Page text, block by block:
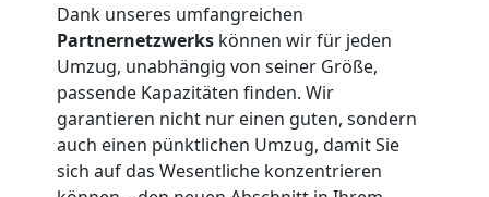
Dank unseres umfangreichen
Partnernetzwerks können wir für jeden
Umzug, unabhängig von seiner Größe,
passende Kapazitäten finden. Wir
garantieren nicht nur einen guten, sondern
auch einen pünktlichen Umzug, damit Sie
sich auf das Wesentliche konzentrieren
Umzugshelfer
Wolfsberg
Möbeltaxi